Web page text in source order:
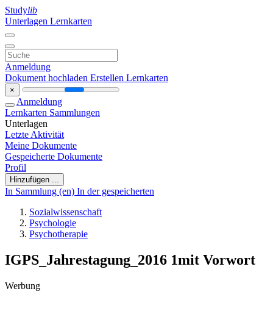
Studylib
Unterlagen Lernkarten
Anmeldung
Dokument hochladen Erstellen Lernkarten
×
Anmeldung
Lernkarten Sammlungen
Unterlagen
Letzte Aktivität
Meine Dokumente
Gespeicherte Dokumente
Profil
Hinzufügen ...
In Sammlung (en) In der gespeicherten
Sozialwissenschaft
Psychologie
Psychotherapie
IGPS_Jahrestagung_2016 1mit Vorwort
Werbung